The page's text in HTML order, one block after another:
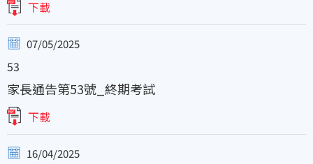
下載
07/05/2025
53
家長通告第53號_終期考試
下載
16/04/2025